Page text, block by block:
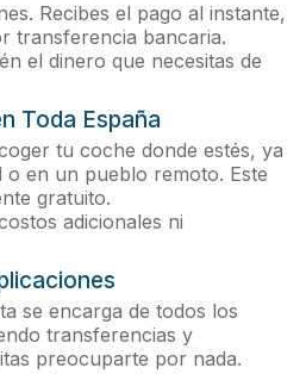
Recibes el pago al instante,
transferencia bancaria.
el dinero que necesitas de
Toda España
tu coche donde estés, ya
o en un pueblo remoto. Este
gratuito.
adicionales ni
se encarga de todos los
transferencias y
preocuparte por nada.